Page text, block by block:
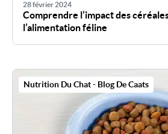
28 février 2024
Comprendre l’impact des
l’alimentation féline
Nutrition Du Chat - Blog De Caats